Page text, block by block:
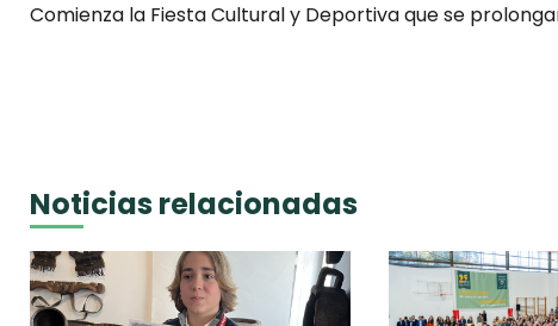
Comienza la Fiesta Cultural y Deportiva que se
Noticias relacionadas